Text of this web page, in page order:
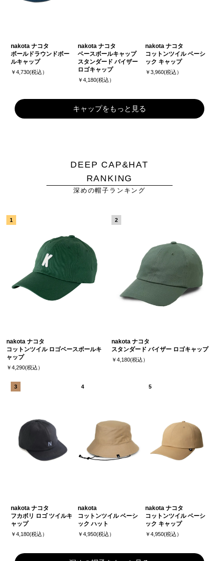
nakota ナコタ
ボールドラウンドボー
ルキャップ
￥4,730(税込）
nakota ナコタ
ベースボールキャップ
スタンダード バイザー
ロゴキャップ
￥4,180(税込）
nakota ナコタ
コットンツイル ベーシ
ック キャップ
￥3,960(税込）
キャップをもっと見る
DEEP CAP&HAT
RANKING
深めの帽子ランキング
nakota ナコタ
コットンツイル ロゴベースボールキ
ャップ
￥4,290(税込）
nakota ナコタ
スタンダード バイザー ロゴキャップ
￥4,180(税込）
nakota ナコタ
フカボリ ロゴ ツイルキ
ャップ
￥4,180(税込）
nakota
コットンツイル ベーシ
ック ハット
￥4,950(税込）
nakota ナコタ
コットンツイル ベーシ
ック キャップ
￥4,950(税込）